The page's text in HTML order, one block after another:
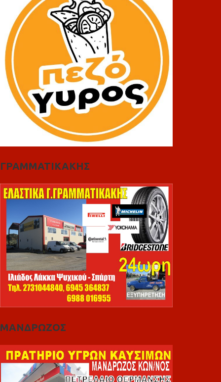
ΓΡΑΜΜΑΤΙΚΑΚΗΣ
ΜΑΝΔΡΩΖΟΣ